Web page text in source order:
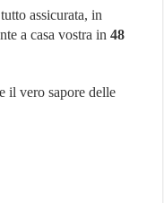
assicurata, in
a casa vostra in 48
il vero sapore delle